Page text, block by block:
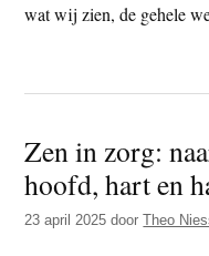
wat wij zien, de gehele
Zen in zorg:
hoofd, hart en
23 april 2025 doorTheo